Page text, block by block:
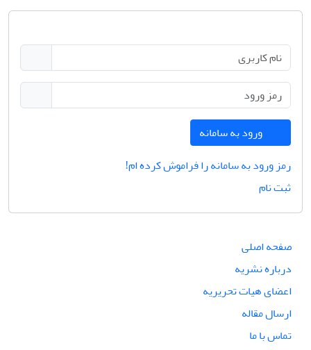
ورود به سامانه
رمز ورود به سامانه را فراموش کرده ام!
ثبت نام
صفحه اصلی
درباره نشریه
اعضای هیات تحریریه
ارسال مقاله
تماس با ما